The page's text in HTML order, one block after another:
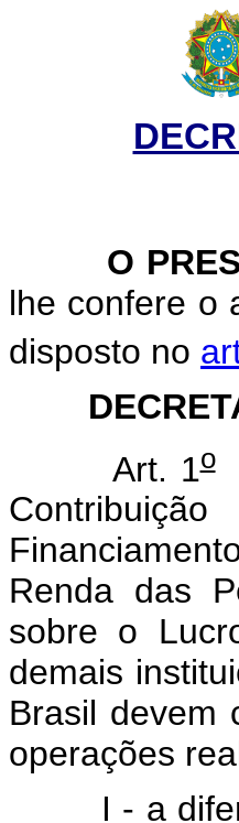
O
lhe confere o
disposto no
Art. 1o
Renda das
sobre o
demais
Brasil devem
operações
I - a